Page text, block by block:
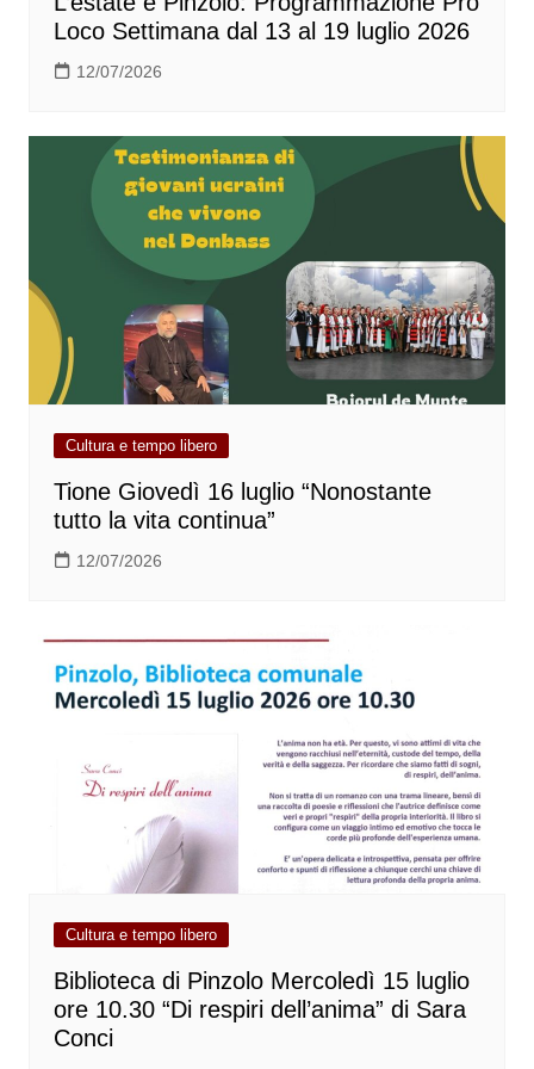
Loco Settimana dal 13 al 19 luglio 2026
12/07/2026
Cultura e tempo libero
Tione Giovedì 16 luglio “Nonostante
tutto la vita continua”
12/07/2026
Cultura e tempo libero
Biblioteca di Pinzolo Mercoledì 15 luglio
ore 10.30 “Di respiri dell’anima” di Sara
Conci